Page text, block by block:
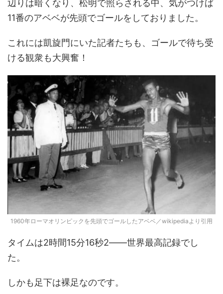
辺りは暗くなり、松明で照らされる中、気がつけば
11番のアベベが先頭でゴールをしておりました。
これには凱旋門にいた記者たちも、ゴールで待ち受
ける観衆も大興奮！
1960年ローマオリンピックを先頭でゴールしたアベベ／wikipediaより引用
タイムは2時間15分16秒2――世界最高記録でし
た。
しかも足下は裸足なのです。